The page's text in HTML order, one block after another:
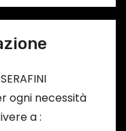
ogni necessità
a :